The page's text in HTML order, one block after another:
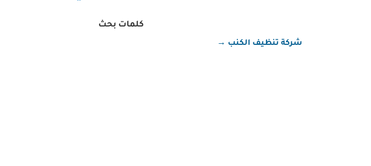
كلمات بحث
شركة تنظيف الكنب →